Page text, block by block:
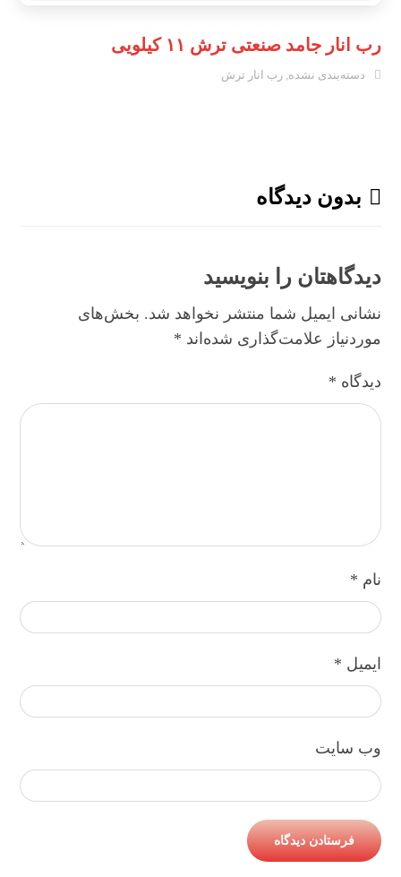
رب انار جامد صنعتی ترش ۱۱ کیلویی
دسته‌بندی نشده ,رب انار ترش
بدون دیدگاه
دیدگاهتان را بنویسید
نشانی ایمیل شما منتشر نخواهد شد. بخش‌های
موردنیاز علامت‌گذاری شده‌اند *
دیدگاه *
نام *
ایمیل *
وب‌ سایت